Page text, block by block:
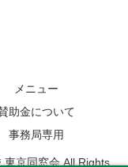
メニュー
助金について
事務局専用
京同窓会 All Rights